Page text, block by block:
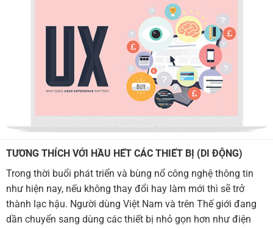
TƯƠNG THÍCH VỚI HẦU HẾT CÁC THIẾT BỊ (DI ĐỘNG)
Trong thời buổi phát triển và bùng nổ công nghệ thông tin
như hiện nay, nếu không thay đổi hay làm mới thì sẽ trở
thành lạc hậu. Người dùng Việt Nam và trên Thế giới đang
dần chuyển sang dùng các thiết bị nhỏ gọn hơn như điện